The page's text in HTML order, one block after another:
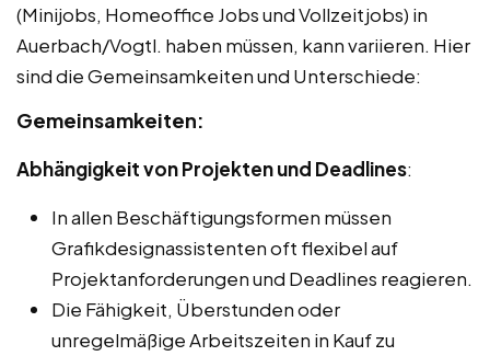
(Minijobs, Homeoffice Jobs und Vollzeitjobs) in
Auerbach/Vogtl. haben müssen, kann variieren. Hier
sind die Gemeinsamkeiten und Unterschiede:
Gemeinsamkeiten:
Abhängigkeit von Projekten und Deadlines:
In allen Beschäftigungsformen müssen
Grafikdesignassistenten oft flexibel auf
Projektanforderungen und Deadlines reagieren.
Die Fähigkeit, Überstunden oder
unregelmäßige Arbeitszeiten in Kauf zu